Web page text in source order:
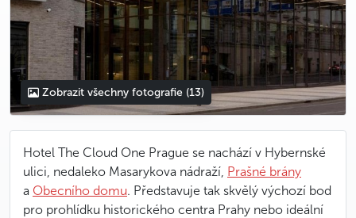
Zobrazit všechny fotografie (13)
Hotel The Cloud One Prague se nachází v Hybernské
ulici, nedaleko Masarykova nádraží, Prašné brány
a Obecního domu. Představuje tak skvělý výchozí bod
pro prohlídku historického centra Prahy nebo ideální